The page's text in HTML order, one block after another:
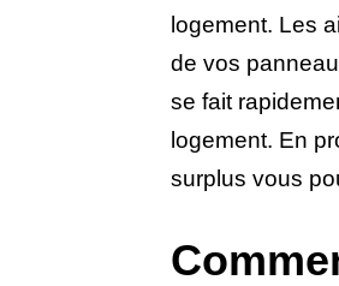
logement. Les
de vos
se fait
logement. En
surplus vous